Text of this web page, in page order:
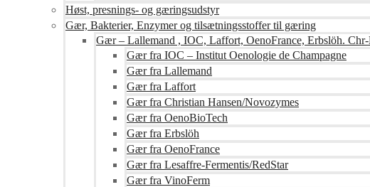
Høst, presnings- og gæringsudstyr
Gær, Bakterier, Enzymer og tilsætningsstoffer til gæring
Gær – Lallemand , IOC, Laffort, OenoFrance, Erbslöh.
Gær fra IOC – Institut Oenologie de Champagne
Gær fra Lallemand
Gær fra Laffort
Gær fra Christian Hansen/Novozymes
Gær fra OenoBioTech
Gær fra Erbslöh
Gær fra OenoFrance
Gær fra Lesaffre-Fermentis/RedStar
Gær fra VinoFerm